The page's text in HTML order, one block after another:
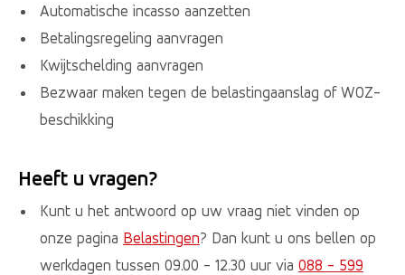
Automatische incasso aanzetten
Betalingsregeling aanvragen
Kwijtschelding aanvragen
Bezwaar maken tegen de belastingaanslag of WOZ-
beschikking
Heeft u vragen?
Kunt u het antwoord op uw vraag niet vinden op
onze pagina Belastingen? Dan kunt u ons bellen op
werkdagen tussen 09.00 - 12.30 uur via 088 - 599